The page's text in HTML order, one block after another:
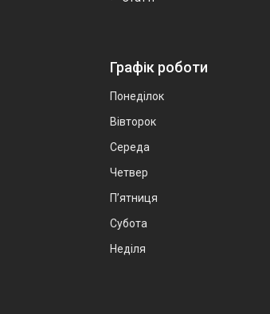
Графік роботи
Понеділок
Вівторок
Середа
Четвер
Пʼятниця
Субота
Неділя